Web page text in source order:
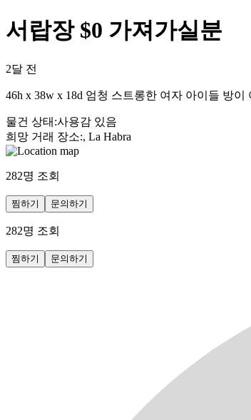
서랍장 $0 가져가실분
2달 전
46h x 38w x 18d 엄청 스트롱한 여자 아이들 방이
물건 상태 :사용감 있음
희망 거래 장소:, La Habra
282명 조회
찜하기 문의하기
282명 조회
찜하기 문의하기